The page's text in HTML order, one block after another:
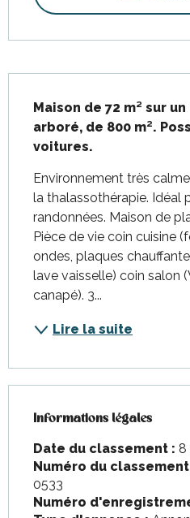
Maison de 72 m² sur
arboré, de 800 m².
voitures.
Environnement très
la thalassothérapie. Idéal
randonnées. Maison de
Pièce de vie coin cuisine
ondes, plaques
lave vaisselle) coin salon
canapé). 3...
Lire la suite
Informations légales
Informations légales
Date du classement : 8
Numéro du classement
0533
Numéro